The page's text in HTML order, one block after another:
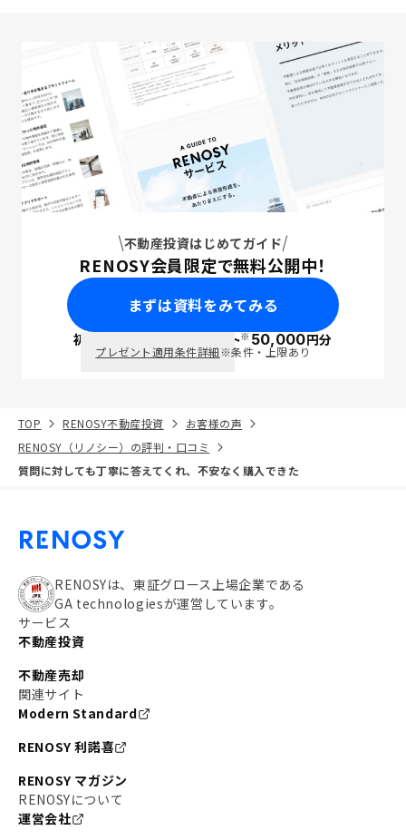
不動産投資はじめてガイド
RENOSY会員限定で無料公開中！
まずは資料をみてみる
初回面談で ポイント※50,000円分
プレゼント適用条件詳細※条件・上限あり
TOP RENOSY不動産投資
お客様の声
RENOSY（リノシー）の評判・口コミ
質問に対しても丁寧に答えてくれ、不安なく購入できた
RENOSYは、東証グロース上場企業である
GA technologiesが運営しています。
サービス
不動産投資
不動産売却
関連サイト
Modern Standard
RENOSY 利諾喜
RENOSY マガジン
RENOSYについて
運営会社